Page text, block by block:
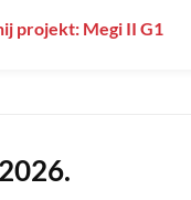
projekt: Megi II G1